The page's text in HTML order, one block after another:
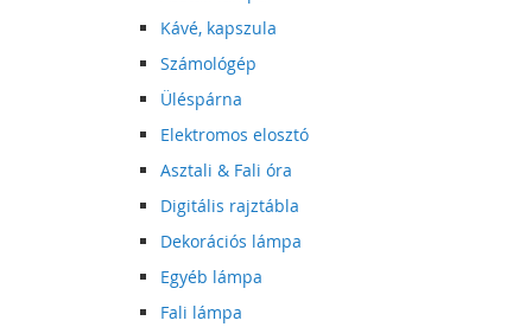
Kávé, kapszula
Számológép
Üléspárna
Elektromos elosztó
Asztali & Fali óra
Digitális rajztábla
Dekorációs lámpa
Egyéb lámpa
Fali lámpa